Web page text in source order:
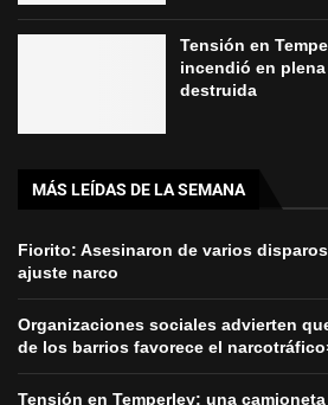
Tensión en
incendió en
destruida
MÁS LEÍDAS DE LA SEMANA
Fiorito: Asesinaron de varios
ajuste narco
Organizaciones sociales advierten
de los barrios favorece el
Tensión en Temperley: una